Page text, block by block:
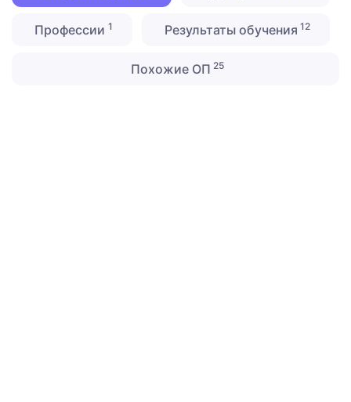
Профессии 1 Результаты обучения 12
Похожие ОП 25